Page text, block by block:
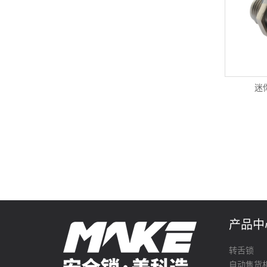
迷
产品
转舌锁
自动售货